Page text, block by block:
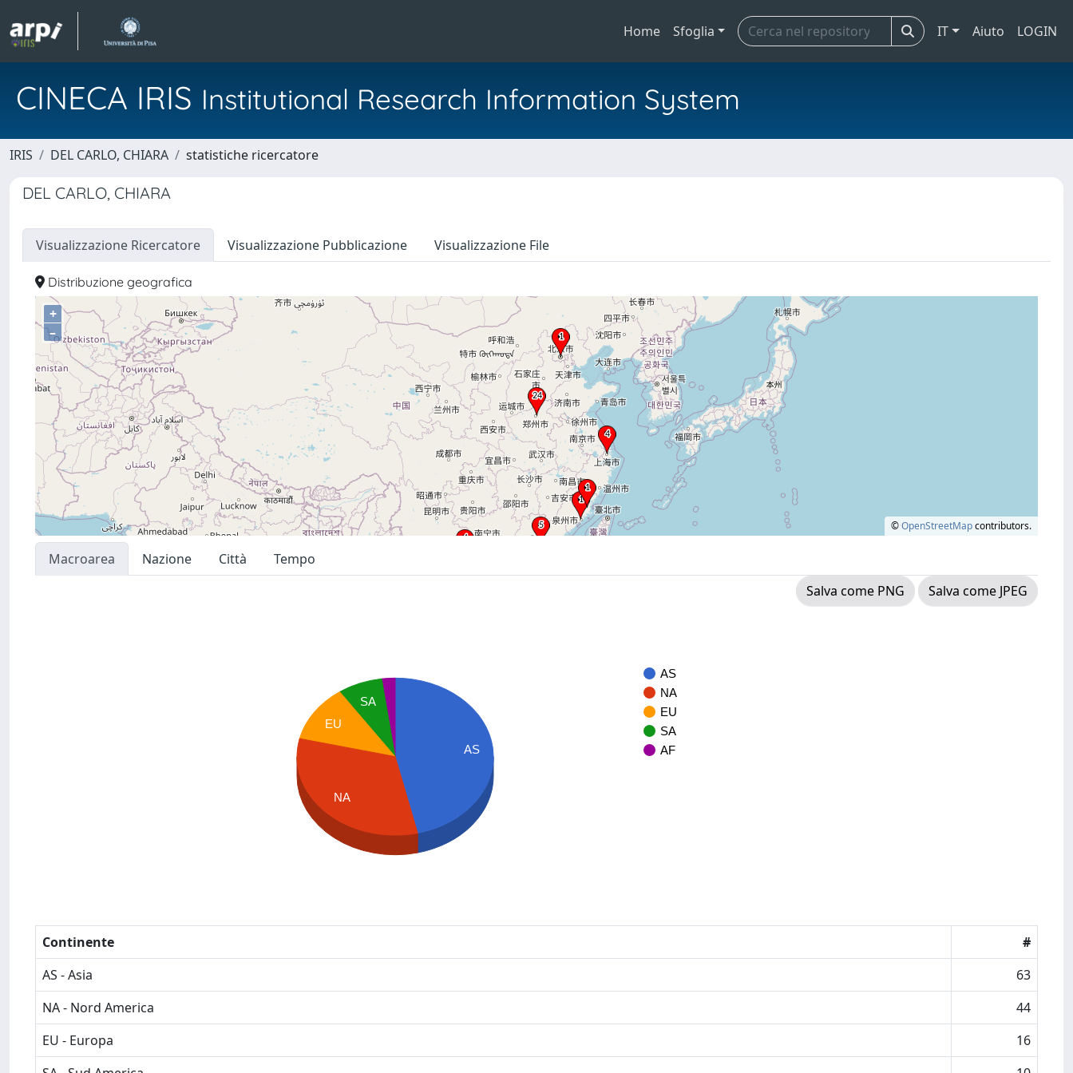
Home Sfoglia IT Aiuto LOGIN
CINECA IRIS Institutional Research Information System
IRIS DEL CARLO, CHIARA statistiche ricercatore
DEL CARLO, CHIARA
Visualizzazione Ricercatore Visualizzazione Pubblicazione Visualizzazione File
Distribuzione geografica
+
–
©OpenStreetMapcontributors.
Macroarea Nazione Città
Tempo
Salva come PNG
Salva come JPEG
AS
NA
EU
SA
AF
AS
SA
EU
NA
Continente
#
AS - Asia
63
NA - Nord America
44
EU - Europa
16